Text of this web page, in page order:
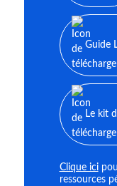
Guide
Le kit
Clique ici
ressources